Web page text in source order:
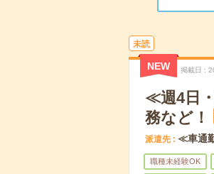
未読
NEW 掲載日
≪週4日
務など！
派遣先 ≪車通
職種未経験OK